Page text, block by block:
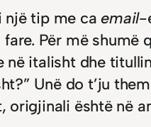
një tip me caemail-
Për më
në italisht dhe
Unë do t’ju
origjinali është në